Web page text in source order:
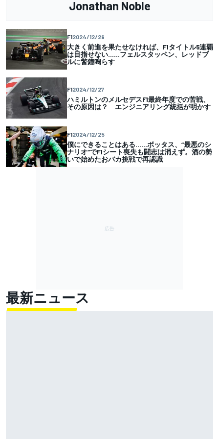
Jonathan Noble
F12024/12/29
大きく前進を果たせなければ、F1タイトル5連覇
は目指せない……フェルスタッペン、レッドブ
ルに警鐘鳴らす
F12024/12/27
ハミルトンのメルセデスF1最終年度での苦戦、
その原因は？ エンジニアリング統括が明かす
F12024/12/25
僕にできることはある……ボッタス、“最悪のシ
ナリオ”でF1シート喪失も闘志は消えず。酒の勢
いで始めたおバカ挑戦で再認識
最新ニュース